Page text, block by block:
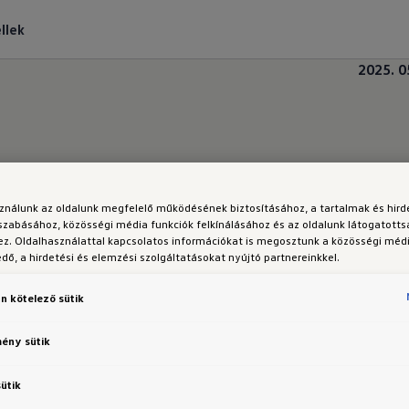
2025.
Díjátadó Gálán a
tereiben rendezték meg a Menedzserszövetség
a magyar üzleti élet „Oscar-
tíz különböző kategóriában.
de a jövőbe mutató értékek
az oldalunk megfelelő működésének biztosításához, a tartalmak és
közösségi média funkciók felkínálásához és az oldalunk
Oldalhasználattal kapcsolatos információkat is megosztunk a közösségi
a hirdetési és elemzési szolgáltatásokat nyújtó partnereinkkel.
kötelező sütik
sütik